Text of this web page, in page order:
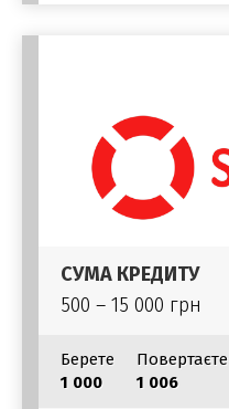
СУМА КРЕДИТУ
500 – 15 000 грн
Берете
1 000
Повертаєте
1 006